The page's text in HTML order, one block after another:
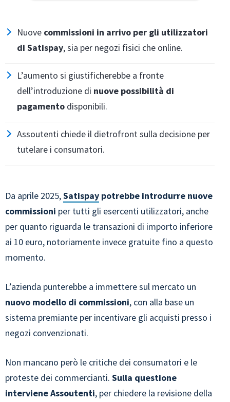
Nuove commissioni in arrivo per gli utilizzatori
di Satispay, sia per negozi fisici che online.
L’aumento si giustificherebbe a fronte
dell’introduzione di nuove possibilità di
pagamento disponibili.
Assoutenti chiede il dietrofront sulla decisione per
tutelare i consumatori.
Da aprile 2025,Satispay potrebbe introdurre nuove
commissioni per tutti gli esercenti utilizzatori, anche
per quanto riguarda le transazioni di importo inferiore
ai 10 euro, notoriamente invece gratuite fino a questo
momento.
L’azienda punterebbe a immettere sul mercato un
nuovo modello di commissioni, con alla base un
sistema premiante per incentivare gli acquisti presso i
negozi convenzionati.
Non mancano però le critiche dei consumatori e le
proteste dei commercianti. Sulla questione
interviene Assoutenti, per chiedere la revisione della